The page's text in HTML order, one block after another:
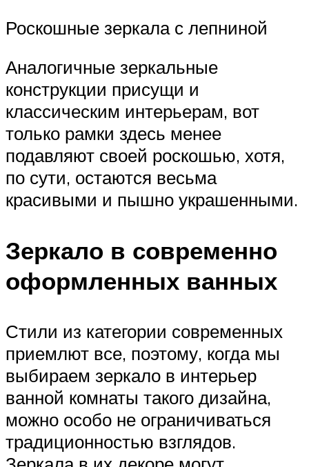
Роскошные зеркала с лепниной
Аналогичные зеркальные
конструкции присущи и
классическим интерьерам, вот
только рамки здесь менее
подавляют своей роскошью, хотя,
по сути, остаются весьма
красивыми и пышно украшенными.
Зеркало в современно
оформленных ванных
Стили из категории современных
приемлют все, поэтому, когда мы
выбираем зеркало в интерьер
ванной комнаты такого дизайна,
можно особо не ограничиваться
традиционностью взглядов.